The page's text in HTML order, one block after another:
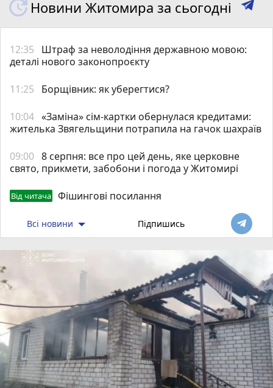
Новини Житомира за сьогодні
12:35
Штраф за неволодіння державною мовою:
деталі нового законопроєкту
11:25 Борщівник: як уберегтися?
10:04 «Заміна» сім-картки обернулася кредитами:
жителька Звягельщини потрапила на гачок шахраїв
09:00 8 серпня: все про цей день, яке церковне
свято, прикмети, забобони і погода у Житомирі
Від читача Фішингові посилання
Всі новини Підпишись